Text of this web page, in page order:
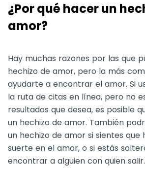
¿Por qué hacer un
amor?
Hay muchas razones por las que
hechizo de amor, pero la más
ayudarte a encontrar el amor. Si
la ruta de citas en línea, pero no
resultados que desea, es posible
un hechizo de amor. También
un hechizo de amor si sientes que
suerte en el amor, o si estás
encontrar a alguien con quien salir.